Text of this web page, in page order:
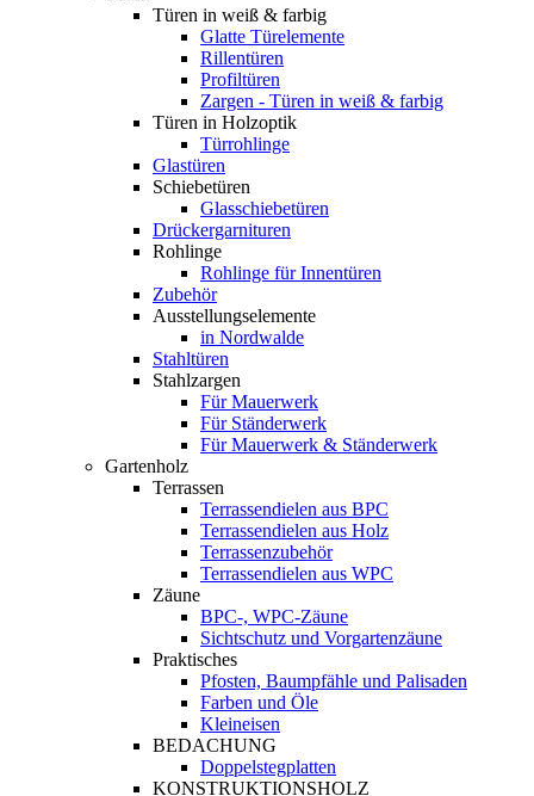
Türen in weiß & farbig
Glatte Türelemente
Rillentüren
Profiltüren
Zargen - Türen in weiß & farbig
Türen in Holzoptik
Türrohlinge
Glastüren
Schiebetüren
Glasschiebetüren
Drückergarnituren
Rohlinge
Rohlinge für Innentüren
Zubehör
Ausstellungselemente
in Nordwalde
Stahltüren
Stahlzargen
Für Mauerwerk
Für Ständerwerk
Für Mauerwerk & Ständerwerk
Gartenholz
Terrassen
Terrassendielen aus BPC
Terrassendielen aus Holz
Terrassenzubehör
Terrassendielen aus WPC
Zäune
BPC-, WPC-Zäune
Sichtschutz und Vorgartenzäune
Praktisches
Pfosten, Baumpfähle und Palisaden
Farben und Öle
Kleineisen
BEDACHUNG
Doppelstegplatten
KONSTRUKTIONSHOLZ